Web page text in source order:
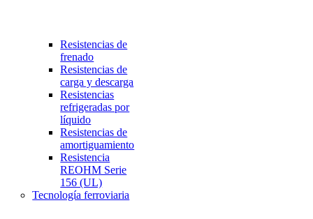
Resistencias de
frenado
Resistencias de
carga y descarga
Resistencias
refrigeradas por
líquido
Resistencias de
amortiguamiento
Resistencia
REOHM Serie
156 (UL)
Tecnología ferroviaria